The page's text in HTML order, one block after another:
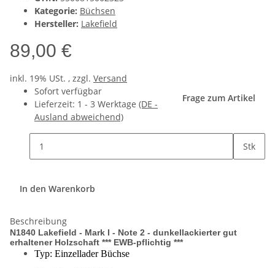
Kategorie: Büchsen
Hersteller: Lakefield
89,00 €
inkl. 19% USt. , zzgl. Versand
Sofort verfügbar
Lieferzeit: 1 - 3 Werktage (DE -
Ausland abweichend)
Frage zum Artikel
Stk
In den Warenkorb
Beschreibung
N1840 Lakefield - Mark I - Note 2 - dunkellackierter gut
erhaltener Holzschaft *** EWB-pflichtig ***
Typ: Einzellader Büchse